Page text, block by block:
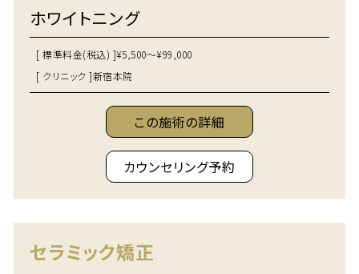
ホワイトニング
[ 標準料金(税込) ]¥5,500～¥99,000
[ クリニック ]新宿本院
この施術の詳細
カウンセリング予約
セラミック矯正